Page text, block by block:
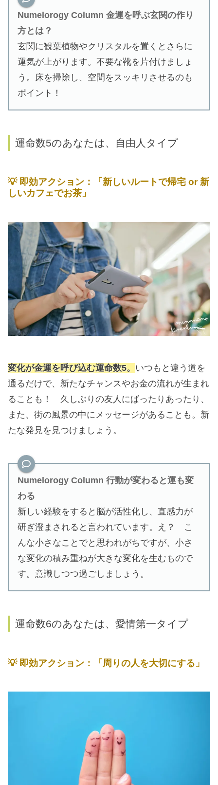
Numelorogy Column 金運を呼ぶ玄関の作り
方とは？
玄関に観葉植物やクリスタルを置くとさらに
運気が上がります。不要な靴を片付けましょ
う。床を掃除し、空間をスッキリさせるのも
ポイント！
運命数5のあなたは、自由人タイプ
💡 即効アクション：「新しいルートで帰宅 or 新
しいカフェでお茶」
変化が金運を呼び込む運命数5。 いつもと違う道を
通るだけで、新たなチャンスやお金の流れが生まれ
ることも！ 久しぶりの友人にばったりあったり、
また、街の風景の中にメッセージがあることも。新
たな発見を見つけましょう。
Numelorogy Column 行動が変わると運も変
わる
新しい経験をすると脳が活性化し、直感力が
研ぎ澄まされると言われています。え？ こ
んな小さなことでと思われがちですが、小さ
な変化の積み重ねが大きな変化を生むもので
す。意識しつつ過ごしましょう。
運命数6のあなたは、愛情第一タイプ
💡 即効アクション：「周りの人を大切にする」